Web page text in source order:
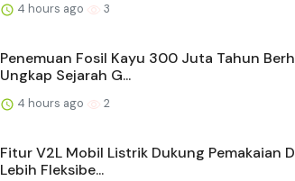
4 hours ago 3
Penemuan Fosil Kayu 300 Juta Tahun
Ungkap Sejarah G...
4 hours ago 2
Fitur V2L Mobil Listrik Dukung Pemakaian
Lebih Fleksibe...